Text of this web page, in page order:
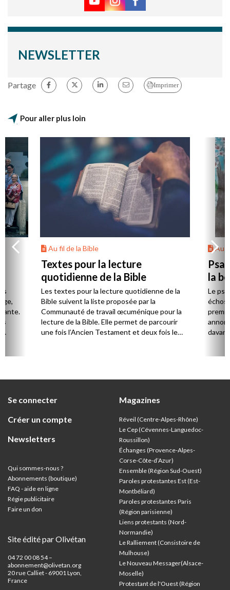
NEWSLETTER
Partage Imprimer
Pour aller plus loin
Au fil de la Bible
Textes pour la lecture
quotidienne de la Bible
Les textes pour la lecture quotidienne de la
Bible suivent la liste proposée par la
Communauté de travail œcuménique pour la
lecture de la Bible. Elle permet de parcourir
une fois l’Ancien Testament et deux fois le
Au
la
Le
échos
Se connecter
Créer un compte
Newsletters
Qui sommes-nous ?
Abonnements (boutique)
FAQ - aide en ligne
Régie publicitaire
Faire un don
Site édité par Olivétan
04 72 00 08 54 –
abonnement@olivetan.org
20 rue Calliet - 69001 Lyon,
France
Magazines
Réveil (Centre-Alpes-Rhône)
Le Cep (Cévennes-Languedoc-
Roussillon)
Échanges (Provence-Alpes-
Corse-Côte-d’Azur)
Ensemble (Région Sud-Ouest)
Paroles protestantes Est (Est-
Montbéliard)
Paroles protestantes Paris
(Région parisienne)
Liens protestants (Nord-
Normandie)
Le Ralliement (Consistoire de
Mulhouse)
Le Nouveau Messager(Alsace-
Moselle)
Protestant de l'Ouest (Région